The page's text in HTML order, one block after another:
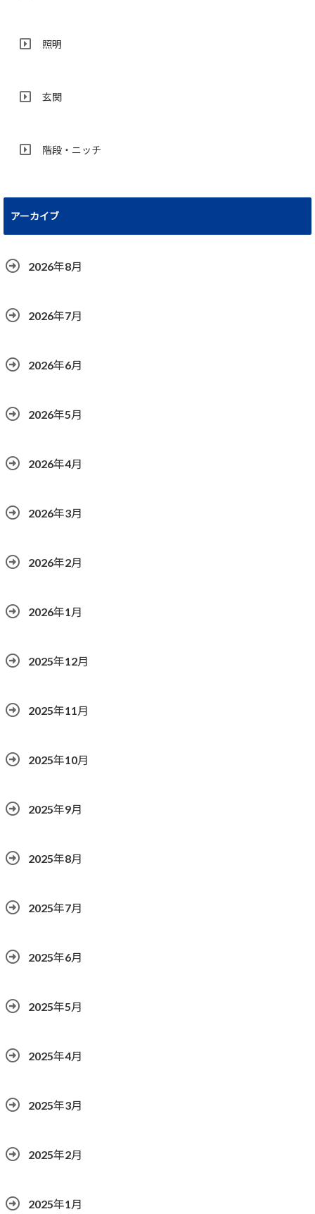
照明
玄関
階段・ニッチ
アーカイブ
2026年8月
2026年7月
2026年6月
2026年5月
2026年4月
2026年3月
2026年2月
2026年1月
2025年12月
2025年11月
2025年10月
2025年9月
2025年8月
2025年7月
2025年6月
2025年5月
2025年4月
2025年3月
2025年2月
2025年1月